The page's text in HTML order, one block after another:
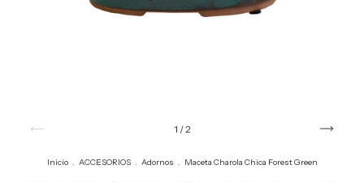
1 /2
Inicio . ACCESORIOS . Adornos . Maceta Charola Chica Forest Green